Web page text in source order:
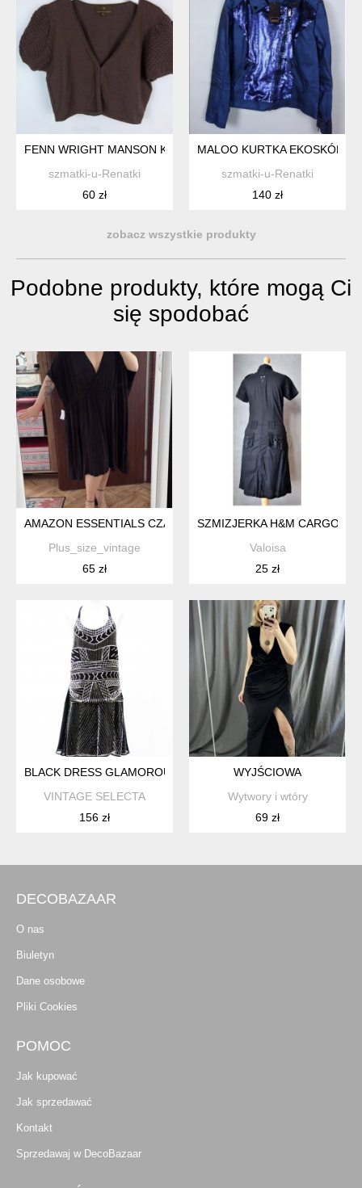
FENN WRIGHT MANSON KRÓTKI SWETEREK Z ANGORĄ
szmatki-u-Renatki
60 zł
MALOO KURTKA EKOSKÓRA
szmatki-u-Renatki
140 zł
zobacz wszystkie produkty
Podobne produkty, które mogą Ci
się spodobać
AMAZON ESSENTIALS CZARNA SUKIENKA KOPERTOWA
Plus_size_vintage
65 zł
SZMIZJERKA H&M CARGO
Valoisa
25 zł
BLACK DRESS GLAMOROUS - SUKIENKA KOKTAJLOWA
VINTAGE SELECTA
156 zł
WYJŚCIOWA
Wytwory i wtóry
69 zł
DECOBAZAAR
O nas
Biuletyn
Dane osobowe
Pliki Cookies
POMOC
Jak kupować
Jak sprzedawać
Kontakt
Sprzedawaj w DecoBazaar